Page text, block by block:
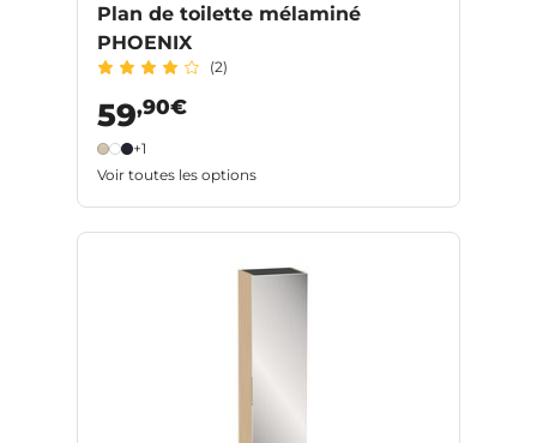
Plan de toilette mélaminé
PHOENIX
(2)
59,90€
+1
Voir toutes les options